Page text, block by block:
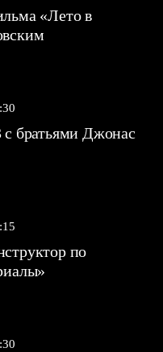
«Лето в
братьями Джонас
по